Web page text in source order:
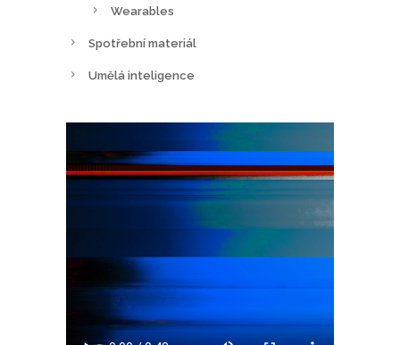
Wearables
Spotřební materiál
Umělá inteligence